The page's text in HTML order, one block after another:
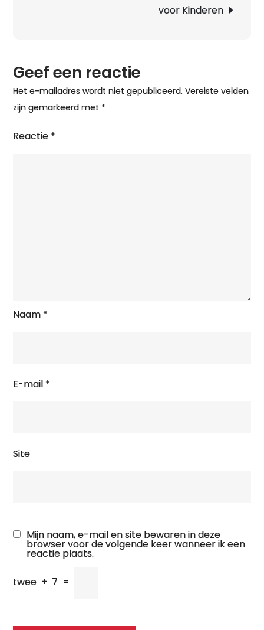
voor Kinderen
Geef een reactie
Het e-mailadres wordt niet gepubliceerd. Vereiste velden
zijn gemarkeerd met *
Reactie *
Naam *
E-mail *
Site
Mijn naam, e-mail en site bewaren in deze
browser voor de volgende keer wanneer ik een
reactie plaats.
twee + 7 =